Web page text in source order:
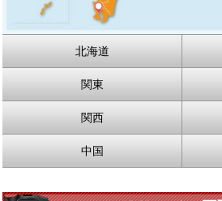
北海道
関東
関西
中国